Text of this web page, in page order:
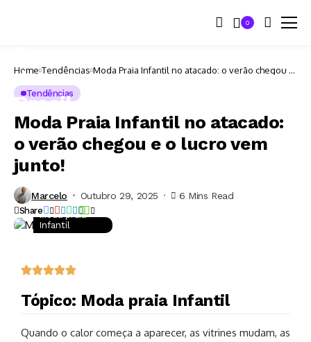
0
Home Tendências Moda Praia Infantil no atacado: o verão chegou e
Tendências
Moda Praia Infantil no atacado:
o verão chegou e o lucro vem
junto!
Marcelo Outubro 29, 2025 6 Mins Read
ShareModa praia
Infantil
Tópico: Moda praia Infantil
Quando o calor começa a aparecer, as vitrines mudam, as